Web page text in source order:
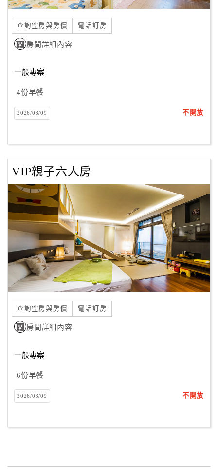
合
作
提
案
店
作
商
合
作
旅
伴
劃
商
品
宣
傳
查詢空房與房價 電話訂房
房間詳細內容
一般專案
4份早餐
2026/08/09 不開放
VIP親子六人房
查詢空房與房價 電話訂房
房間詳細內容
一般專案
6份早餐
2026/08/09 不開放